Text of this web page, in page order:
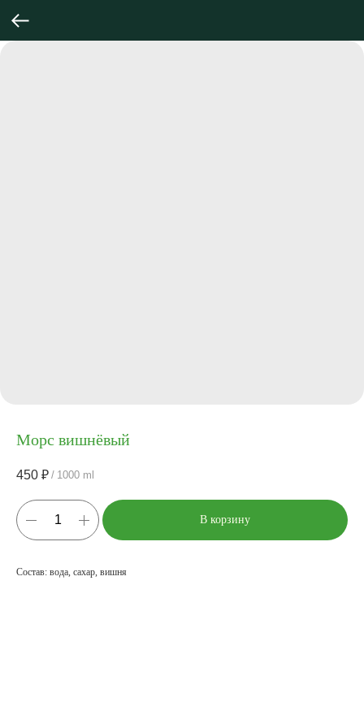
Морс вишнёвый
450 ₽ / 1000 ml
В корзину
Состав: вода, сахар, вишня